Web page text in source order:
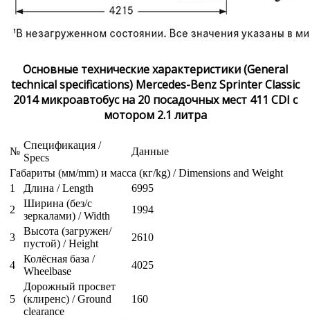
Основные технические характеристики (General
technical specifications) Mercedes-Benz Sprinter Classic
2014 микроавтобус на 20 посадочных мест 411 CDI с
мотором 2.1 литра
№
Спецификация /
Specs
Данные
Габариты (мм/mm) и масса (кг/kg) / Dimensions and Weight
1
Длина / Length
6995
2
Ширина (без/с
зеркалами) / Width
1994
3
Высота (загружен/
пустой) / Height
2610
4
Колёсная база /
Wheelbase
4025
5
Дорожный просвет
(клиренс) / Ground
clearance
160